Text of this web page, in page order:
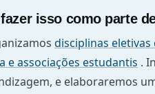
isso como parte
disciplinas
e associações estudantis .
e elaboraremos